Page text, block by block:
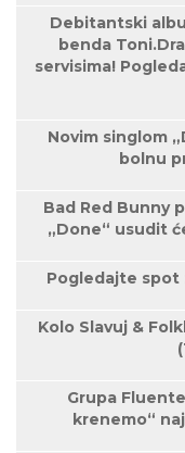
Debitantski
benda
servisima!
Novim singlom
bolnu
Bad Red Bunny
„Done“ usudit
Pogledajte spot
Kolo Slavuj &
Grupa
krenemo“